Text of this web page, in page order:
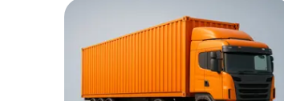
Короб XL
60x35x30 см до 18 кг
Американский палет
120x120x180 см до 1500 кг